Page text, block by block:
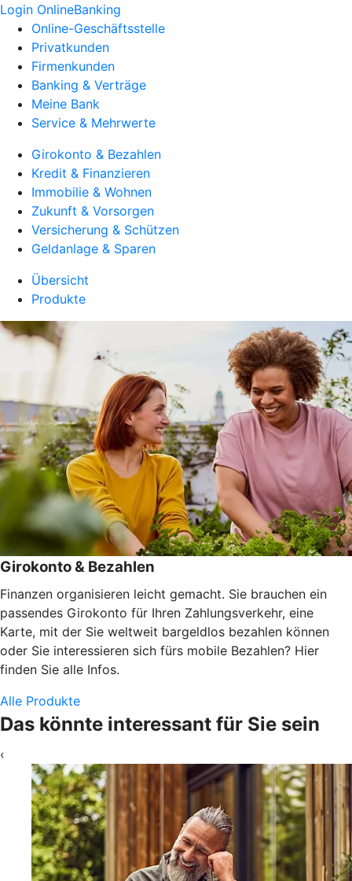
Login OnlineBanking
Online-Geschäftsstelle
Privatkunden
Firmenkunden
Banking & Verträge
Meine Bank
Service & Mehrwerte
Girokonto & Bezahlen
Kredit & Finanzieren
Immobilie & Wohnen
Zukunft & Vorsorgen
Versicherung & Schützen
Geldanlage & Sparen
Übersicht
Produkte
Girokonto & Bezahlen
Finanzen organisieren leicht gemacht. Sie brauchen ein
passendes Girokonto für Ihren Zahlungsverkehr, eine
Karte, mit der Sie weltweit bargeldlos bezahlen können
oder Sie interessieren sich fürs mobile Bezahlen? Hier
finden Sie alle Infos.
Alle Produkte
Das könnte interessant für Sie sein
‹